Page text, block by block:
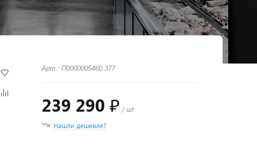
Арт.: П0000005460.377
239 290 ₽ / шт
Нашли дешевле?